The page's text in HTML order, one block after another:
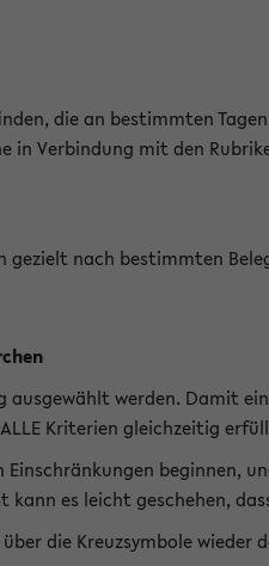
die an bestimmten
in Verbindung mit den
gezielt nach bestimmten
ausgewählt werden. Damit
Kriterien gleichzeitig
beginnen,
kann es leicht geschehen,
die Kreuzsymbole wieder